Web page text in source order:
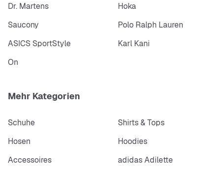
Dr. Martens
Hoka
Saucony
Polo Ralph Lauren
ASICS SportStyle
Karl Kani
On
Mehr Kategorien
Schuhe
Shirts & Tops
Hosen
Hoodies
Accessoires
adidas Adilette